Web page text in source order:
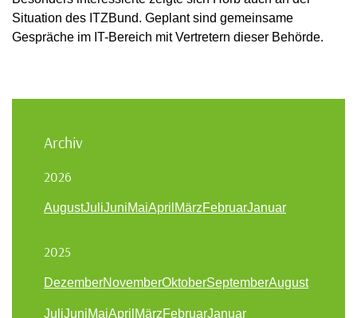
Situation des ITZBund. Geplant sind gemeinsame
Gespräche im IT-Bereich mit Vertretern dieser Behörde.
Archiv
2026
AugustJuliJuniMaiApril MärzFebruarJanuar
2025
DezemberNovemberOktoberSeptemberAugust
JuliJuniMaiApril MärzFebruarJanuar